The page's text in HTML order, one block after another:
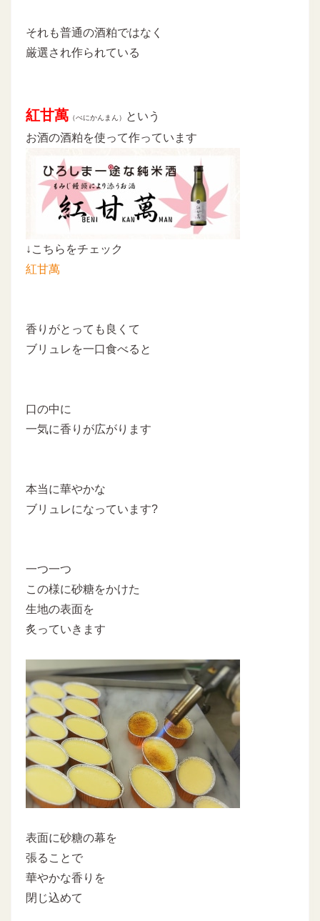
それも普通の酒粕ではなく
厳選され作られている
紅甘萬 （べにかんまん）
という
お酒の酒粕を使って作っています
↓こちらをチェック
紅甘萬
香りがとっても良くて
ブリュレを一口食べると
口の中に
一気に香りが広がります
本当に華やかな
ブリュレになっています?
一つ一つ
この様に砂糖をかけた
生地の表面を
炙っていきます
表面に砂糖の幕を
張ることで
華やかな香りを
閉じ込めて